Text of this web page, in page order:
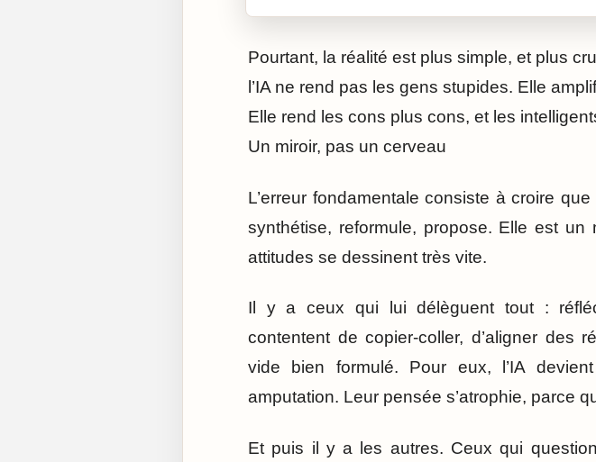
Pourtant, la réalité est plus simple, et plus
l’IA ne rend pas les gens stupides. Elle
Elle rend les cons plus cons, et les
Un miroir, pas un cerveau
L’erreur fondamentale consiste à croire
synthétise, reformule, propose. Elle est
attitudes se dessinent très vite.
Il y a ceux qui lui délèguent tout :
contentent de copier-coller, d’aligner des
vide bien formulé. Pour eux, l’IA
amputation. Leur pensée s’atrophie, parce
Et puis il y a les autres. Ceux qui